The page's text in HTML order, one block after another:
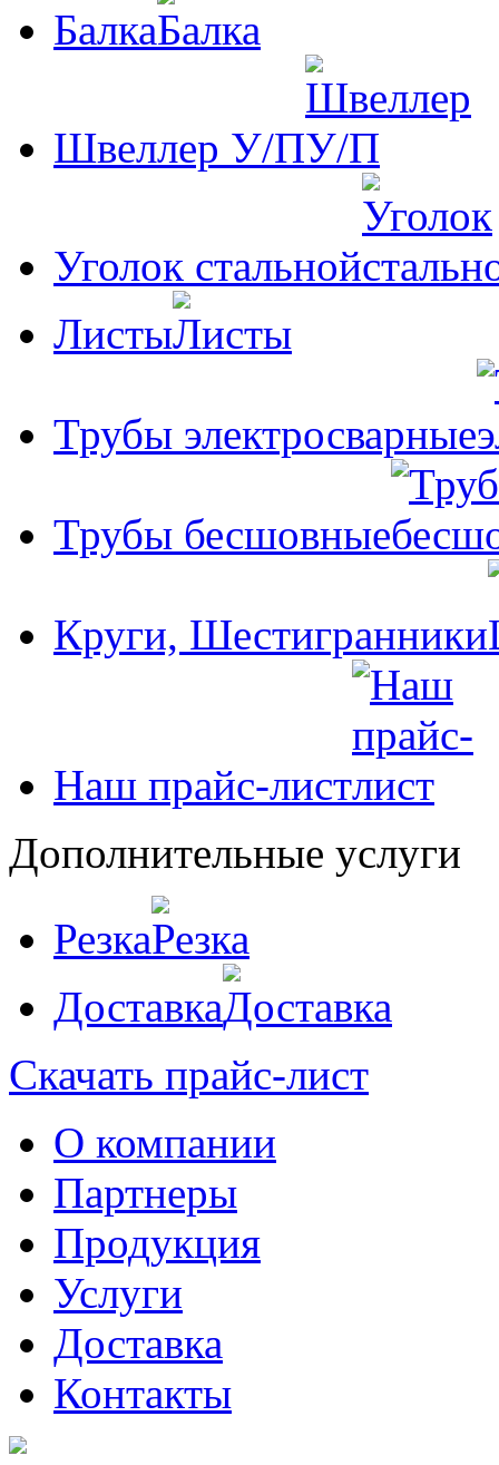
Балка
Швеллер У/П
Уголок стальной
Листы
Трубы электросварные
Трубы бесшовные
Круги, Шестигранники
Наш прайс-лист
Дополнительные услуги
Резка
Доставка
Скачать прайс-лист
О компании
Партнеры
Продукция
Услуги
Доставка
Контакты